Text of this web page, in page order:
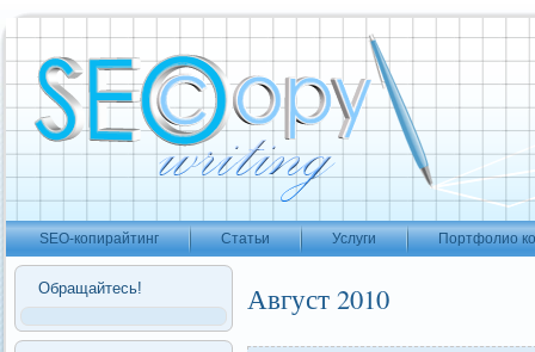
SEO-копирайтинг Статьи Услуги Портфолио
Обращайтесь! Август 2010